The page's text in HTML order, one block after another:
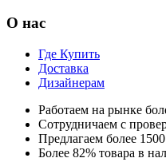
О нас
Где Купить
Доставка
Дизайнерам
Работаем на рынке
Сотрудничаем с
Предлагаем более
Более 82% товара в